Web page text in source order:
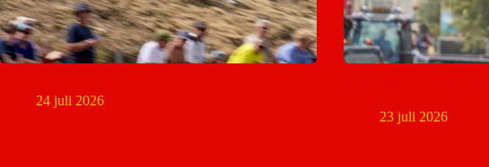
24 juli 2026
23 juli 2026